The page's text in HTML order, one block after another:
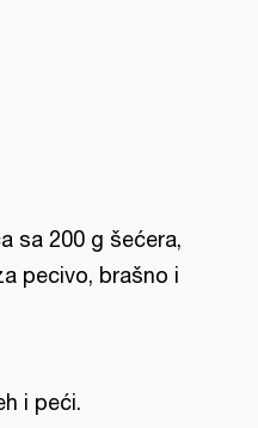
sa 200 g šećera,
pecivo, brašno i
i peći.